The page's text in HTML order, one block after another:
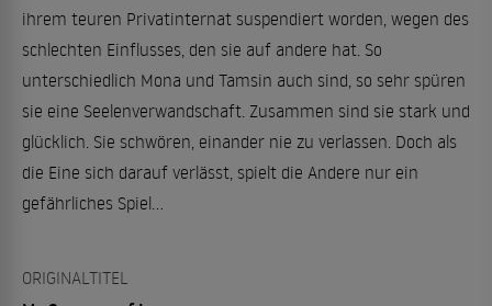
ihrem teuren Privatinternat suspendiert worden, wegen des
schlechten Einflusses, den sie auf andere hat. So
unterschiedlich Mona und Tamsin auch sind, so sehr spüren
sie eine Seelenverwandschaft. Zusammen sind sie stark und
glücklich. Sie schwören, einander nie zu verlassen. Doch als
die Eine sich darauf verlässt, spielt die Andere nur ein
gefährliches Spiel...
ORIGINALTITEL